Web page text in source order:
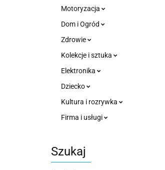
Motoryzacja
Dom i Ogród
Zdrowie
Kolekcje i sztuka
Elektronika
Dziecko
Kultura i rozrywka
Firma i usługi
Szukaj